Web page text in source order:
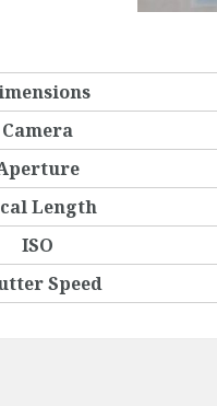
Camera
Length
ISO
Speed